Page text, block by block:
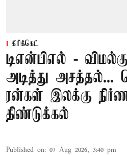
கிரிக்கெட்
டிஎன்பிஎல் -
அடித்து அசத்தல்...
ரன்கள் இலக்கு
திண்டுக்கல்
Published on: 07 Aug 2026, 3:40 pm